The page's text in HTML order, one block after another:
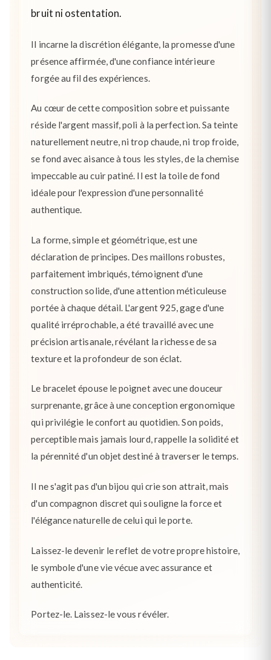
bruit ni ostentation.
Il incarne la discrétion élégante, la promesse d'une
présence affirmée, d'une confiance intérieure
forgée au fil des expériences.
Au cœur de cette composition sobre et puissante
réside l'argent massif, poli à la perfection. Sa teinte
naturellement neutre, ni trop chaude, ni trop froide,
se fond avec aisance à tous les styles, de la chemise
impeccable au cuir patiné. Il est la toile de fond
idéale pour l'expression d'une personnalité
authentique.
La forme, simple et géométrique, est une
déclaration de principes. Des maillons robustes,
parfaitement imbriqués, témoignent d'une
construction solide, d'une attention méticuleuse
portée à chaque détail. L'argent 925, gage d'une
qualité irréprochable, a été travaillé avec une
précision artisanale, révélant la richesse de sa
texture et la profondeur de son éclat.
Le bracelet épouse le poignet avec une douceur
surprenante, grâce à une conception ergonomique
qui privilégie le confort au quotidien. Son poids,
perceptible mais jamais lourd, rappelle la solidité et
la pérennité d'un objet destiné à traverser le temps.
Il ne s'agit pas d'un bijou qui crie son attrait, mais
d'un compagnon discret qui souligne la force et
l'élégance naturelle de celui qui le porte.
Laissez-le devenir le reflet de votre propre histoire,
le symbole d'une vie vécue avec assurance et
authenticité.
Portez-le. Laissez-le vous révéler.